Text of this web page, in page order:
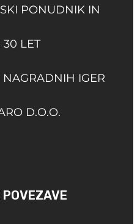
PONUDNIK IN
30 LET
IGER
D.O.O.
POVEZAVE